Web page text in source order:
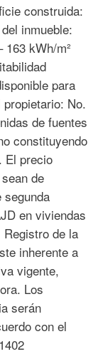
construida:
inmueble:
kWh/m²
para
No.
de fuentes
constituyendo
El precio
de
en viviendas
de la
inherente a
vigente,
Los
serán
con el